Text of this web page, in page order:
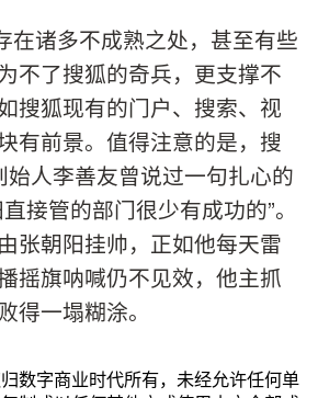
在诸多不成熟之处，甚至有些
不了搜狐的奇兵，更支撑不
搜狐现有的门户、搜索、视
有前景。值得注意的是，搜
人李善友曾说过一句扎心的
接管的部门很少有成功的”。
张朝阳挂帅，正如他每天雷
摇旗呐喊仍不见效，他主抓
得一塌糊涂。
数字商业时代所有，未经允许任何单